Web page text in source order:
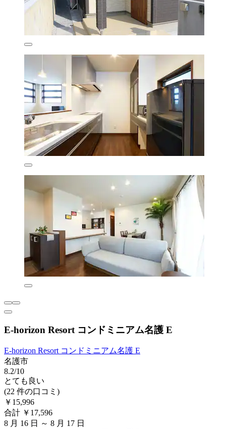
E-horizon Resort コンドミニアム名護 E
E-horizon Resort コンドミニアム名護 E
名護市
8.2/10
とても良い
(22 件の口コミ)
￥15,996
合計 ￥17,596
8 月 16 日 ～ 8 月 17 日